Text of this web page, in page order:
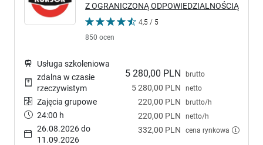
Z OGRANICZONĄ ODPOWIEDZIALNOŚCIĄ
4,5 / 5
850 ocen
5 280,00 PLN brutto
5 280,00 PLN netto
220,00 PLN brutto/h
220,00 PLN netto/h
332,00 PLN cena rynkowa
Usługa szkoleniowa
zdalna w czasie
rzeczywistym
Zajęcia grupowe
24:00 h
26.08.2026 do
11.09.2026